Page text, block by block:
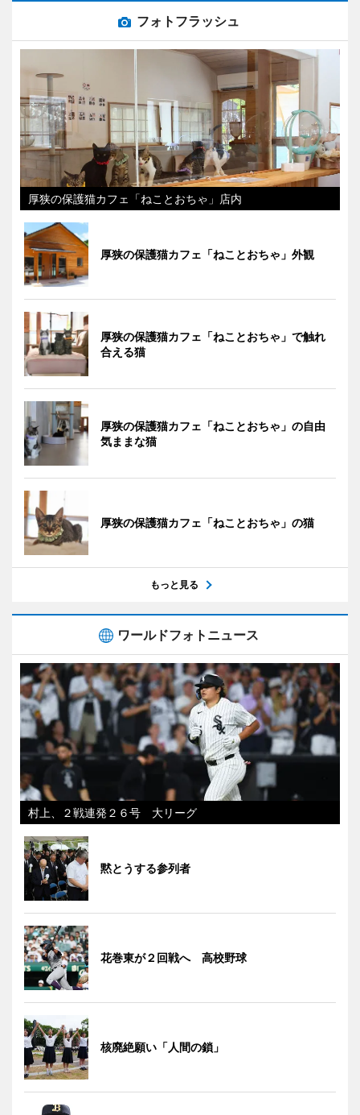
フォトフラッシュ
厚狭の保護猫カフェ「ねことおちゃ」店内
厚狭の保護猫カフェ「ねことおちゃ」外観
厚狭の保護猫カフェ「ねことおちゃ」で触れ
合える猫
厚狭の保護猫カフェ「ねことおちゃ」の自由
気ままな猫
厚狭の保護猫カフェ「ねことおちゃ」の猫
もっと見る
ワールドフォトニュース
村上、２戦連発２６号 大リーグ
黙とうする参列者
花巻東が２回戦へ 高校野球
核廃絶願い「人間の鎖」